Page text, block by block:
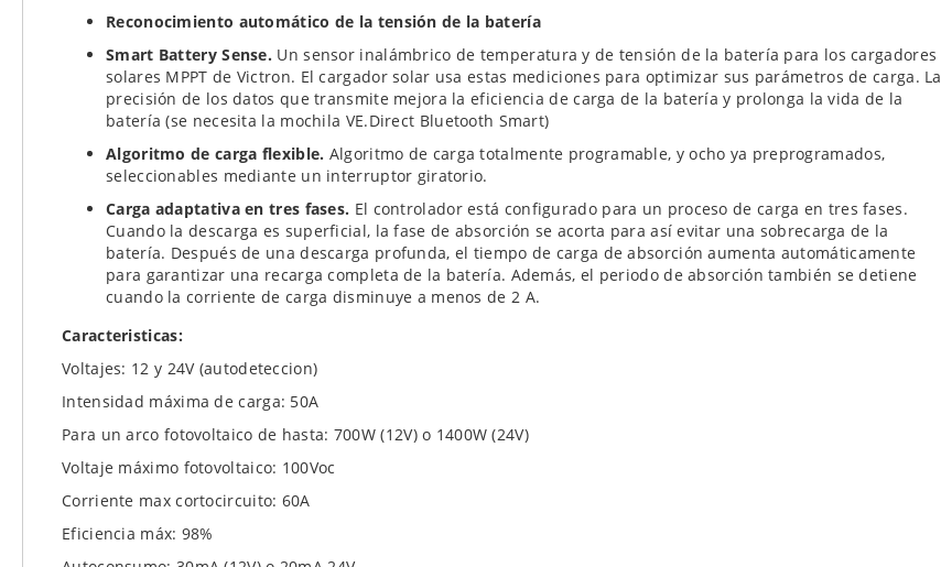
Reconocimiento automático de la tensión de la batería
Smart Battery Sense. Un sensor inalámbrico de temperatura y de tensión de la batería para los cargadores
solares MPPT de Victron. El cargador solar usa estas mediciones para optimizar sus parámetros de carga. La
precisión de los datos que transmite mejora la eficiencia de carga de la batería y prolonga la vida de la
batería (se necesita la mochila VE.Direct Bluetooth Smart)
Algoritmo de carga flexible. Algoritmo de carga totalmente programable, y ocho ya preprogramados,
seleccionables mediante un interruptor giratorio.
Carga adaptativa en tres fases. El controlador está configurado para un proceso de carga en tres fases.
Cuando la descarga es superficial, la fase de absorción se acorta para así evitar una sobrecarga de la
batería. Después de una descarga profunda, el tiempo de carga de absorción aumenta automáticamente
para garantizar una recarga completa de la batería. Además, el periodo de absorción también se detiene
cuando la corriente de carga disminuye a menos de 2 A.
Caracteristicas:
Voltajes: 12 y 24V (autodeteccion)
Intensidad máxima de carga: 50A
Para un arco fotovoltaico de hasta: 700W (12V) o 1400W (24V)
Voltaje máximo fotovoltaico: 100Voc
Corriente max cortocircuito: 60A
Eficiencia máx: 98%